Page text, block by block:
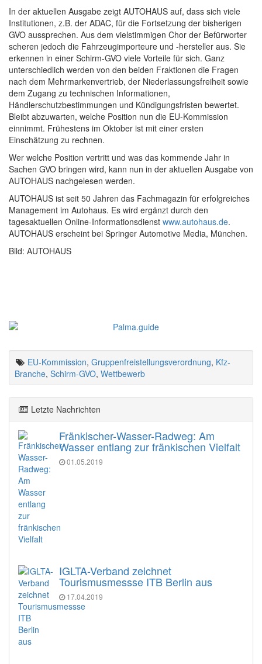
In der aktuellen Ausgabe zeigt AUTOHAUS auf, dass sich viele
Institutionen, z.B. der ADAC, für die Fortsetzung der bisherigen
GVO aussprechen. Aus dem vielstimmigen Chor der Befürworter
scheren jedoch die Fahrzeugimporteure und -hersteller aus. Sie
erkennen in einer Schirm-GVO viele Vorteile für sich. Ganz
unterschiedlich werden von den beiden Fraktionen die Fragen
nach dem Mehrmarkenvertrieb, der Niederlassungsfreiheit sowie
dem Zugang zu technischen Informationen,
Händlerschutzbestimmungen und Kündigungsfristen bewertet.
Bleibt abzuwarten, welche Position nun die EU-Kommission
einnimmt. Frühestens im Oktober ist mit einer ersten
Einschätzung zu rechnen.
Wer welche Position vertritt und was das kommende Jahr in
Sachen GVO bringen wird, kann nun in der aktuellen Ausgabe von
AUTOHAUS nachgelesen werden.
AUTOHAUS ist seit 50 Jahren das Fachmagazin für erfolgreiches
Management im Autohaus. Es wird ergänzt durch den
tagesaktuellen Online-Informationsdienst www.autohaus.de.
AUTOHAUS erscheint bei Springer Automotive Media, München.
Bild: AUTOHAUS
EU-Kommission, Gruppenfreistellungsverordnung, Kfz-
Branche, Schirm-GVO, Wettbewerb
Letzte Nachrichten
Fränkischer-Wasser-Radweg: Am
Wasser entlang zur fränkischen Vielfalt
01.05.2019
IGLTA-Verband zeichnet
Tourismusmessse ITB Berlin aus
17.04.2019